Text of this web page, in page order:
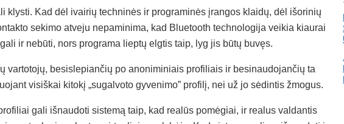
klysti. Kad dėl ivairių techninės ir programinės įrangos klaidų, dėl išorinių
sekimo atveju nepaminima, kad Bluetooth technologija veikia kiaurai
ir nebūti, nors programa lieptų elgtis taip, lyg jis būtų buvęs.
vartotojų, besislepiančių po anoniminiais profiliais ir besinaudojančių ta
visiškai kitokį „sugalvoto gyvenimo” profilį, nei už jo sėdintis žmogus.
gali išnaudoti sistemą taip, kad realūs pomėgiai, ir realus valdantis